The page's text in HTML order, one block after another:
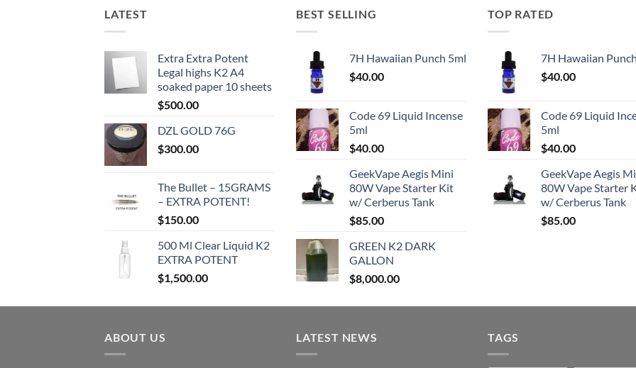
LATEST
Extra Extra Potent
Legal highs K2 A4
soaked paper 10 sheets
$500.00
DZL GOLD 76G
$300.00
The Bullet – 15GRAMS
– EXTRA POTENT!
$150.00
500 Ml Clear Liquid K2
EXTRA POTENT
$1,500.00
BEST SELLING
7H Hawaiian Punch 5ml
$40.00
Code 69 Liquid Incense
5ml
$40.00
GeekVape Aegis Mini
80W Vape Starter Kit
w/ Cerberus Tank
$85.00
GREEN K2 DARK
GALLON
$8,000.00
TOP RATED
7H Hawaiian
$40.00
Code 69 Liquid
5ml
$40.00
GeekVape Aegis
80W Vape Starter
w/ Cerberus Tank
$85.00
ABOUT US LATEST NEWS TAGS